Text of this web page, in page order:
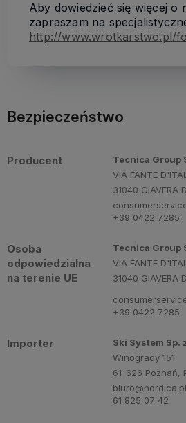
Aby dowiedzieć się więcej o
zapraszam na
http://www.wrotkarstwo.pl/
Bezpieczeństwo
Producent
Tecnica Group
VIA FANTE
31040 GIAVERA
+39 0422 7285
Osoba
odpowiedzialna
na terenie UE
Tecnica Group
VIA FANTE
31040 GIAVERA
+39 0422 7285
Importer
Ski System Sp.
Winogrady 151
61-626 Poznań,
biuro@nordica.pl
61 825 07 42